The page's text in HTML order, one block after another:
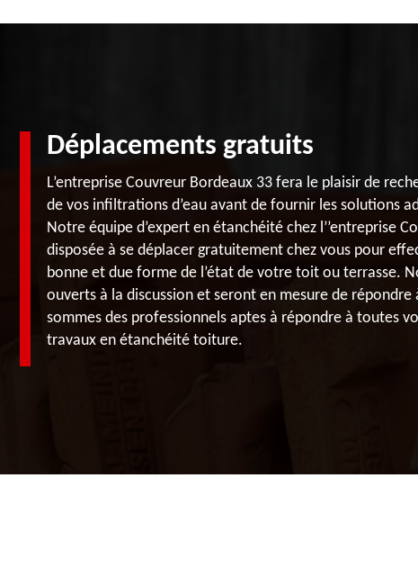
Déplacements gratuits
L’entreprise Couvreur Bordeaux 33 fera le plaisir de
de vos infiltrations d’eau avant de fournir les solutions
Notre équipe d’expert en étanchéité chez l’’entreprise
disposée à se déplacer gratuitement chez vous pour
bonne et due forme de l’état de votre toit ou terrasse.
ouverts à la discussion et seront en mesure de
sommes des professionnels aptes à répondre à toutes
travaux en étanchéité toiture.